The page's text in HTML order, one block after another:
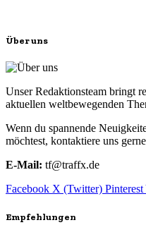
Über uns
Unser Redaktionsteam bringt
aktuellen weltbewegenden
Wenn du spannende
möchtest, kontaktiere uns
E-Mail: tf@traffx.de
Facebook X (Twitter) Pinterest
Empfehlungen